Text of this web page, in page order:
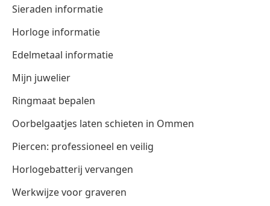
Sieraden informatie
Horloge informatie
Edelmetaal informatie
Mijn juwelier
Ringmaat bepalen
Oorbelgaatjes laten schieten in Ommen
Piercen: professioneel en veilig
Horlogebatterij vervangen
Werkwijze voor graveren